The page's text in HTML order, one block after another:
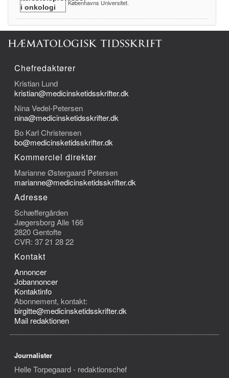
Københavns Universitet.
Chefredaktører
Kristian Lund
kristian@medicinsketidsskrifter.dk
Nina Vedel-Petersen
nina@medicinsketidsskrifter.dk
Bo Karl Christensen
bo@medicinsketidsskrifter.dk
Kommerciel direktør
Marianne Østergaard Petersen
marianne@medicinsketidsskrifter.dk
Adresse
Schæffergården
Jægersborg Alle 166
2820 Gentofte
CVR: 37 21 28 22
Kontakt
Annoncer
Jobannoncer
Kontaktinfo
Abonnement, kontakt:
birgitte@medicinsketidsskrifter.dk
Mail redaktionen
Journalister
Helle Torpegaard - redaktionschef